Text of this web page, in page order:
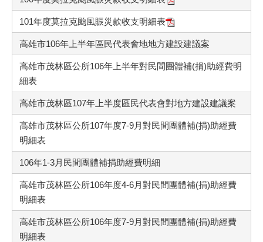
101年度莫拉克颱風賑災款收支明細表
高雄市106年上半年區民代表會地地方建設建議案
高雄市茂林區公所106年上半年對民間團體補(捐)助經費明
細表
高雄市茂林區107年上半度區民代表會對地方建設建議案
高雄市茂林區公所107年度7-9月對民間團體補(捐)助經費
明細表
106年1-3月民間團體補捐助經費明細
高雄市茂林區公所106年度4-6月對民間團體補(捐)助經費
明細表
高雄市茂林區公所106年度7-9月對民間團體補(捐)助經費
明細表